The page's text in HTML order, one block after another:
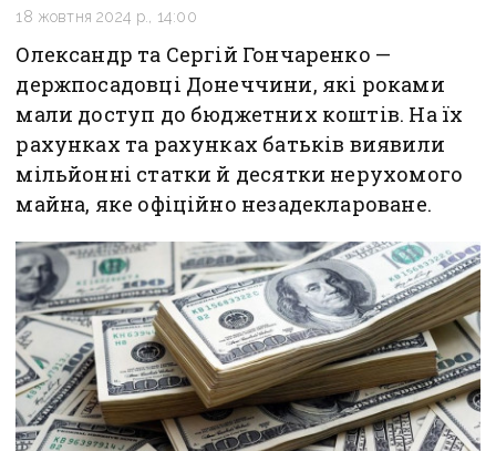
18 жовтня 2024 р., 14:00
Олександр та Сергій Гончаренко —
держпосадовці Донеччини, які роками
мали доступ до бюджетних коштів. На їх
рахунках та рахунках батьків виявили
мільйонні статки й десятки нерухомого
майна, яке офіційно незадеклароване.